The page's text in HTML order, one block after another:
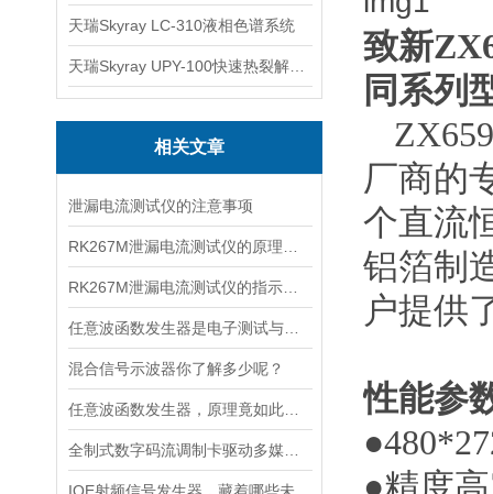
天瑞Skyray LC-310液相色谱系统
相关文章
泄漏电流测试仪的注意事项
混合信号示波器你了解多少呢？
致新
同系列
厂商的
个直流
铝箔制
户提供
性能参
●